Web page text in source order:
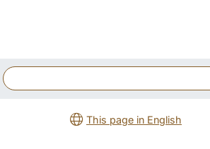
This page in English